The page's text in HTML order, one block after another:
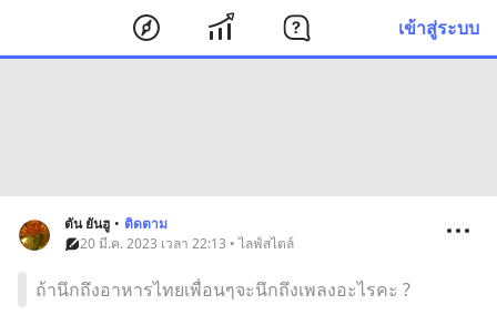
เข้าสู่ระบบ
ตัน ยันฮู • ติดตาม
20 มี.ค. 2023 เวลา 22:13 • ไลฟ์สไตล์
ถ้านึกถึงอาหารไทยเพื่อนๆจะนึกถึงเพลงอะไรคะ ?